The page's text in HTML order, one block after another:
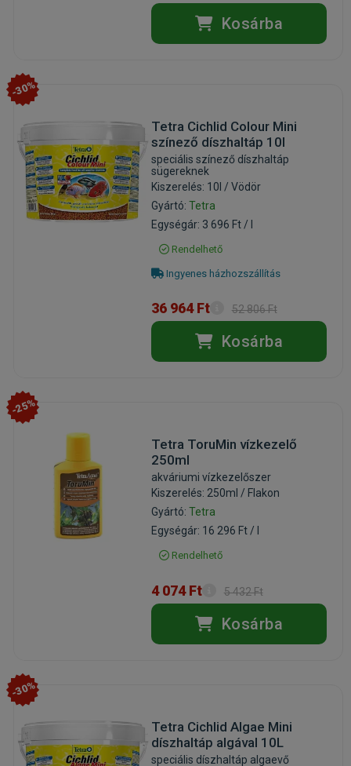
Kosárba
-30%
Tetra Cichlid Colour Mini
színező díszhaltáp 10l
speciális színező díszhaltáp
sügereknek
Kiszerelés: 10l / Vödör
Gyártó: Tetra
Egységár: 3 696 Ft / l
Rendelhető
Ingyenes házhozszállítás
36 964 Ft 52 806 Ft
Kosárba
-25%
Tetra ToruMin vízkezelő
250ml
akváriumi vízkezelőszer
Kiszerelés: 250ml / Flakon
Gyártó: Tetra
Egységár: 16 296 Ft / l
Rendelhető
4 074 Ft 5 432 Ft
Kosárba
-30%
Tetra Cichlid Algae Mini
díszhaltáp algával 10L
speciális díszhaltáp algaevő